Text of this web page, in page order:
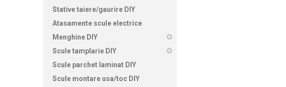
Stative taiere/gaurire DIY
Atasamente scule electrice
Menghine DIY
Scule tamplarie DIY
Scule parchet laminat DIY
Scule montare usa/toc DIY